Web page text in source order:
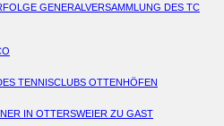
GENERALVERSAMMLUNG DES TC
TENNISCLUBS OTTENHÖFEN
IN OTTERSWEIER ZU GAST